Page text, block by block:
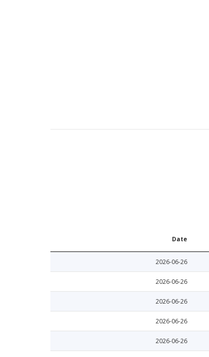
Date
2026-06-26
2026-06-26
2026-06-26
2026-06-26
2026-06-26